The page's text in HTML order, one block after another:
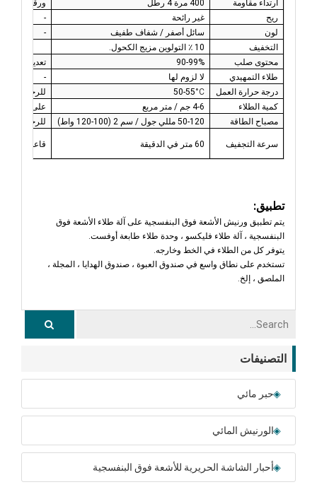
ارتداء مقاومة
400 مرة 4 رطل
ورقة الاختبار
ريح
غير رائحة
-
لون
سائل أصفر / شفاف طفيف
-
التخفيف
10 ٪ التولوين مزيج الكحول.
محتوى صلب
90-99%
تعديل
طلاء التمهيدي
لا لزوم لها
-
درجة حرارة العمل
50-55 °C
للرجوع اليها
كمية الطلاء
4-6 جم / متر مربع
على ورقة
مصباح الطاقة
50-120 مللي جول / سم 2 (100-120 واط) للرجوع اليها
سرعة التجفيف 60 متر في الدقيقة قاعدة على
تطبيق:
يتم تطبيق ورنيش الأشعة فوق البنفسجية على آلة طلاء الأشعة فوق
البنفسجية ، آلة طلاء فليكسو ، وحدة طلاء طابعة أوفست.
يتوفر كل من الطلاء في الخط وخارجه.
تستخدم على نطاق واسع في صندوق العبوة ، صندوق الهدايا ، المجلة ،
الملصق ، إلخ.
التصنيفات
حبر مائي
الورنيش المائي
أحبار الشاشة الحريرية للأشعة فوق البنفسجية